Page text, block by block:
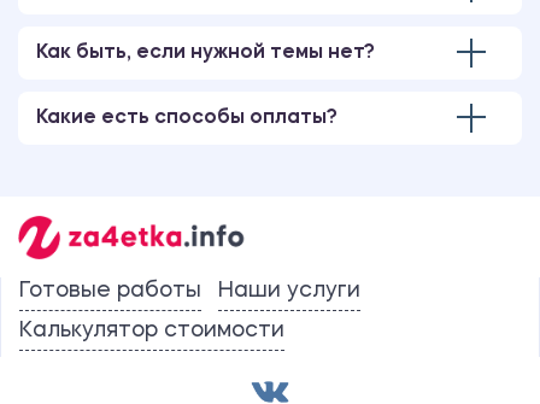
Как быть, если нужной темы нет?
Какие есть способы оплаты?
Готовые работы
Наши услуги
Калькулятор стоимости